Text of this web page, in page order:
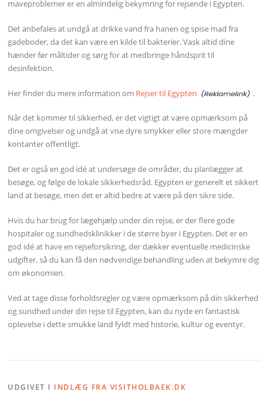
maveproblemer er en almindelig bekymring for rejsende i Egypten.
Det anbefales at undgå at drikke vand fra hanen og spise mad fra
gadeboder, da det kan være en kilde til bakterier. Vask altid dine
hænder før måltider og sørg for at medbringe håndsprit til
desinfektion.
Her finder du mere information om Rejser til Egypten .
Når det kommer til sikkerhed, er det vigtigt at være opmærksom på
dine omgivelser og undgå at vise dyre smykker eller store mængder
kontanter offentligt.
Det er også en god idé at undersøge de områder, du planlægger at
besøge, og følge de lokale sikkerhedsråd. Egypten er generelt et sikkert
land at besøge, men det er altid bedre at være på den sikre side.
Hvis du har brug for lægehjælp under din rejse, er der flere gode
hospitaler og sundhedsklinikker i de større byer i Egypten. Det er en
god idé at have en rejseforsikring, der dækker eventuelle medicinske
udgifter, så du kan få den nødvendige behandling uden at bekymre dig
om økonomien.
Ved at tage disse forholdsregler og være opmærksom på din sikkerhed
og sundhed under din rejse til Egypten, kan du nyde en fantastisk
oplevelse i dette smukke land fyldt med historie, kultur og eventyr.
UDGIVET I INDLÆG FRA VISITHOLBAEK.DK